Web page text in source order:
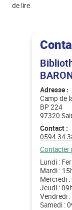
de lire.
Adresse :
Camp de
BP 224
97320
Contact :
Téléphone
0594 34
Email :
Contacter
Lundi :
Mardi :
Mercredi
Jeudi :
Vendredi
Samedi :